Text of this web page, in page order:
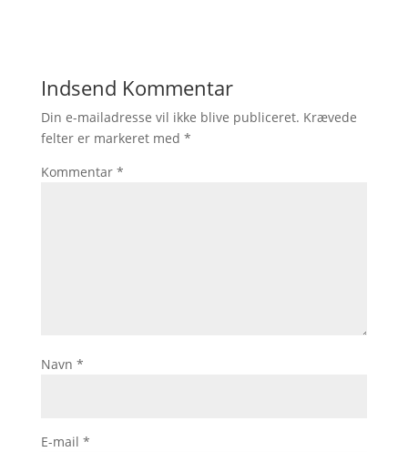
Indsend Kommentar
Din e-mailadresse vil ikke blive publiceret. Krævede
felter er markeret med *
Kommentar *
Navn *
E-mail *